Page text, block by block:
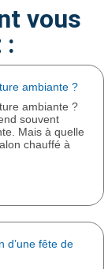
?Hostein
personnalisé.
ou devis.
vous
:
ambiante ?
ambiante ?
souvent
Mais à quelle
chauffé à
d’une fête de